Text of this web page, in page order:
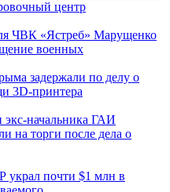
центр
ЧВК «Ястреб» Марущенко
военных
задержали по делу о
3D‑принтера
экс-начальника ГАИ
на торги после дела о
украл почти $1 млн в